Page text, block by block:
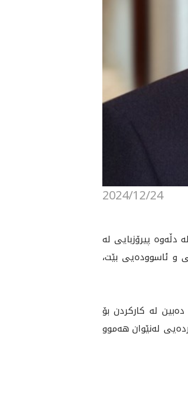
2024/12/24
پيرۆزبايى له‌
و ئاسووده‌يى بێت،
له‌ کارکردن بۆ
له‌نێوان هه‌موو